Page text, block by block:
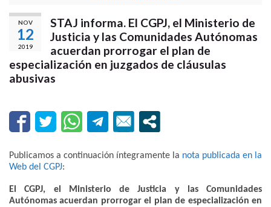
NOV
12
2019
STAJ informa. El CGPJ, el Ministerio de
Justicia y las Comunidades Autónomas
acuerdan prorrogar el plan de
especialización en juzgados de cláusulas
abusivas
Publicamos a continuación íntegramente la nota publicada en la
Web del CGPJ:
El CGPJ, el Ministerio de Justicia y las Comunidades
Autónomas acuerdan prorrogar el plan de especialización en